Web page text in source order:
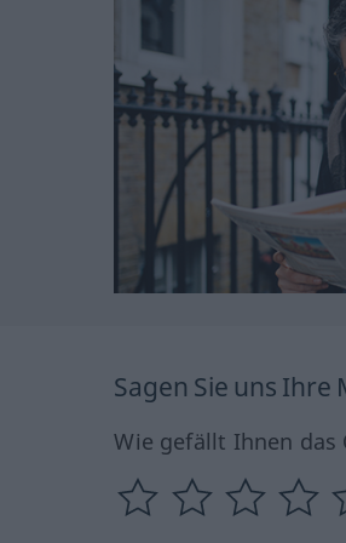
Sagen Sie uns Ihre
Wie gefällt Ihnen das